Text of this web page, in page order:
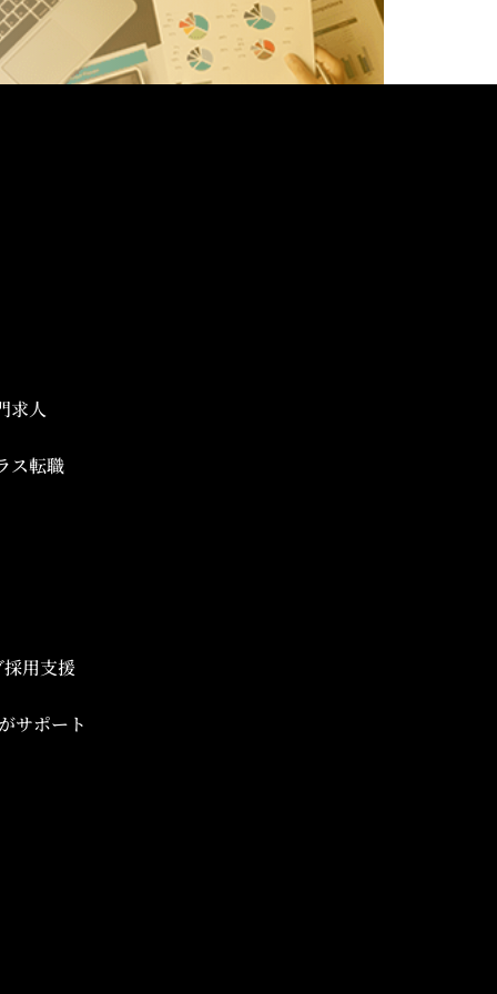
求人
ス転職
用支援
サポート